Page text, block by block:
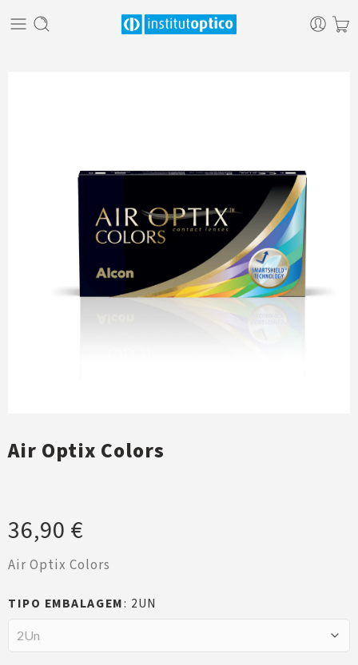
Air Optix Colors
36,90 €
Air Optix Colors
TIPO EMBALAGEM 2UN